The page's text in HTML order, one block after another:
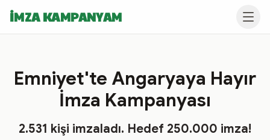
İMZA KAMPANYAM
Emniyet'te Angaryaya Hayır
İmza Kampanyası
2.531 kişi imzaladı. Hedef 250.000 imza!